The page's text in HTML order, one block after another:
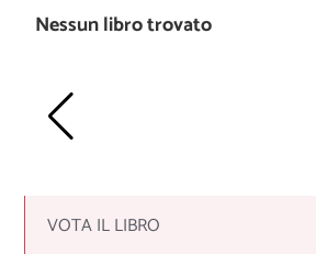
Nessun libro trovato
VOTA IL LIBRO